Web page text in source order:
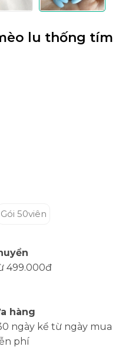
lu thống tím
Gói 50viên
499.000đ
hàng
ngày kể từ ngày mua
phí